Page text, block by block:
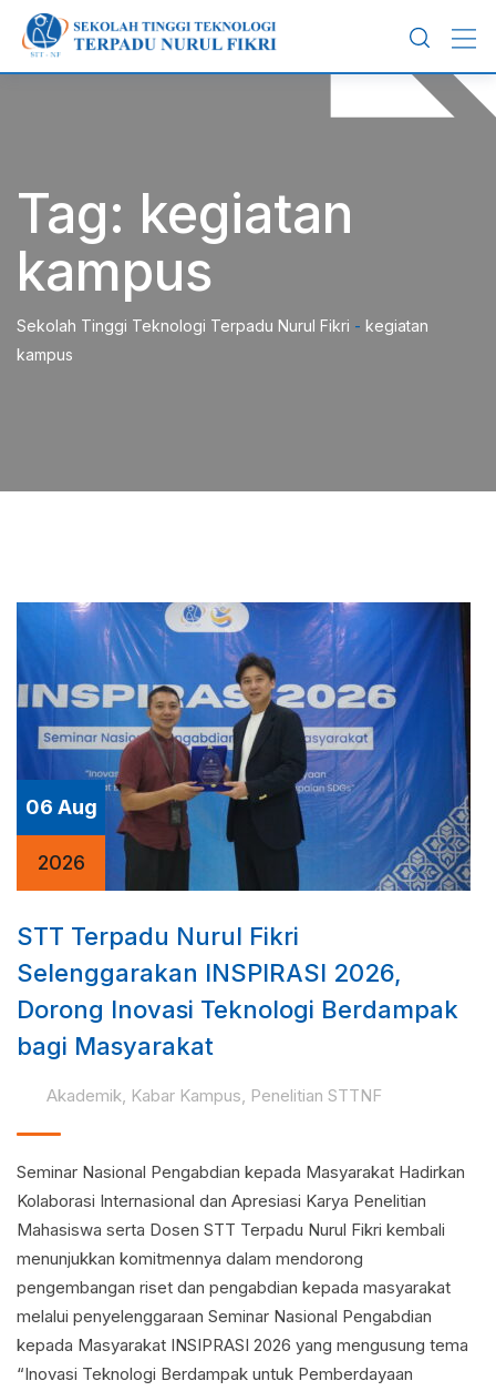
content
Tag: kegiatan
kampus
Sekolah Tinggi Teknologi Terpadu Nurul Fikri - kegiatan
kampus
06 Aug
2026
STT Terpadu Nurul Fikri
Selenggarakan INSPIRASI 2026,
Dorong Inovasi Teknologi Berdampak
bagi Masyarakat
Akademik, Kabar Kampus, Penelitian STTNF
Seminar Nasional Pengabdian kepada Masyarakat Hadirkan
Kolaborasi Internasional dan Apresiasi Karya Penelitian
Mahasiswa serta Dosen STT Terpadu Nurul Fikri kembali
menunjukkan komitmennya dalam mendorong
pengembangan riset dan pengabdian kepada masyarakat
melalui penyelenggaraan Seminar Nasional Pengabdian
kepada Masyarakat INSIPRASI 2026 yang mengusung tema
“Inovasi Teknologi Berdampak untuk Pemberdayaan